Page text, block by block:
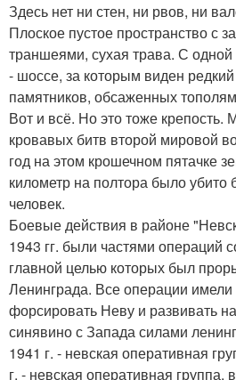
Здесь нет ни стен, ни рвов, ни
Плоское пустое пространство с
траншеями, сухая трава. С одной
- шоссе, за которым виден
памятников, обсаженных
Вот и всё. Но это тоже крепость.
кровавых битв второй мировой
год на этом крошечном пятачке
километр на полтора было убито
человек.
Боевые действия в районе
1943 гг. были частями операций
главной целью которых был
Ленинграда. Все операции
форсировать Неву и развивать
синявино с Запада силами
1941 г. - невская оперативная
г. - невская оперативная группа,